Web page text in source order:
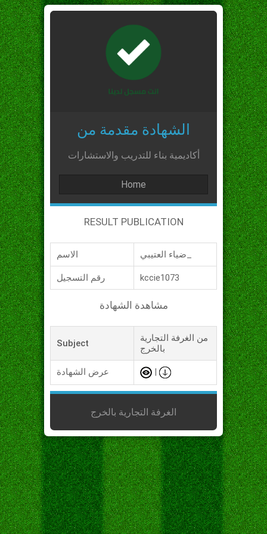
الشهادة مقدمة من
أكاديمية بناء للتدريب والاستشارات
Home
RESULT PUBLICATION
الاسم
رقم التسجيل kccie1073
مشاهدة الشهادة
Subject
من الغرفة التجارية
بالخرج
عرض الشهادة
الغرفة التجارية بالخرج